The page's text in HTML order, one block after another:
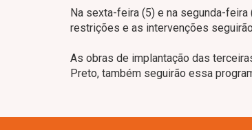
Na sexta-feira (5) e na segunda-
restrições e as intervenções
As obras de implantação das
Preto, também seguirão essa